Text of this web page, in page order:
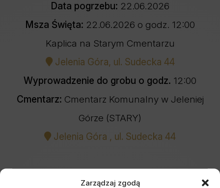
Zarządzaj zgodą
Data pogrzebu: 22.06.2026
Msza Święta: 22.06.2026 o godz. 12:00
Kaplica na Starym Cmentarzu
Jelenia Góra, ul. Sudecka 44
Wyprowadzenie do grobu o godz. 12:00
Cmentarz: Cmentarz Komunalny w Jeleniej
Górze (STARY)
Jelenia Góra , ul. Sudecka 44
UDOSTĘPNIJ NEKROLOG